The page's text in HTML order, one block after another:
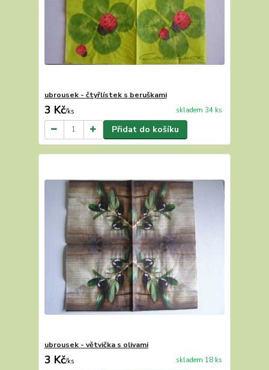
ubrousek - čtyřlístek s beruškami
3 Kč/ks skladem 34 ks
Přidat do košíku
ubrousek - větvička s olivami
3 Kč/ks skladem 18 ks